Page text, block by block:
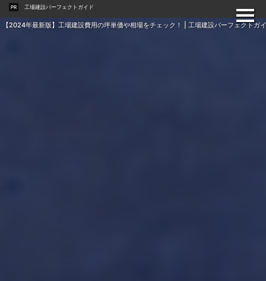
PR 工場建設パーフェクトガイド
【2024年最新版】工場建設費用の坪単価や相場をチェック！ | 工場建設パーフェクトガ